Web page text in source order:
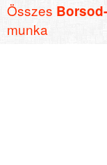
Összes
munka